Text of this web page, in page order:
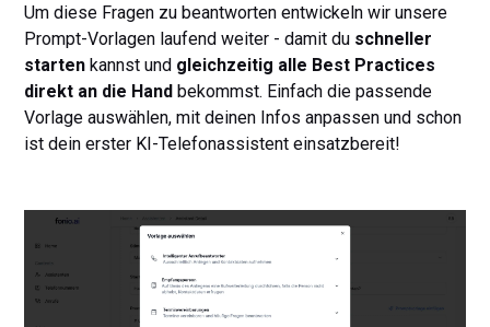
Um diese Fragen zu beantworten entwickeln wir unsere
Prompt-Vorlagen laufend weiter - damit du schneller
starten kannst und gleichzeitig alle Best Practices
direkt an die Hand bekommst. Einfach die passende
Vorlage auswählen, mit deinen Infos anpassen und schon
ist dein erster KI-Telefonassistent einsatzbereit!